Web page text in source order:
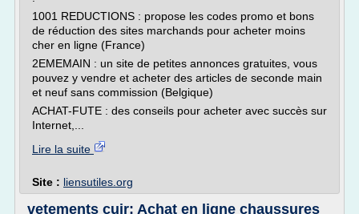
1001 REDUCTIONS : propose les codes promo et bons
de réduction des sites marchands pour acheter moins
cher en ligne (France)
2EMEMAIN : un site de petites annonces gratuites, vous
pouvez y vendre et acheter des articles de seconde main
et neuf sans commission (Belgique)
ACHAT-FUTE : des conseils pour acheter avec succès sur
Internet,...
Lire la suite
Site : liensutiles.org
vetements cuir: Achat en ligne chaussures